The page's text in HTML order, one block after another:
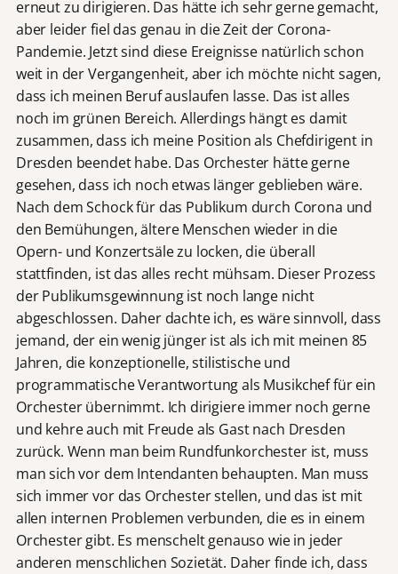
erneut zu dirigieren. Das hätte ich sehr gerne gemacht,
aber leider fiel das genau in die Zeit der Corona-
Pandemie. Jetzt sind diese Ereignisse natürlich schon
weit in der Vergangenheit, aber ich möchte nicht sagen,
dass ich meinen Beruf auslaufen lasse. Das ist alles
noch im grünen Bereich. Allerdings hängt es damit
zusammen, dass ich meine Position als Chefdirigent in
Dresden beendet habe. Das Orchester hätte gerne
gesehen, dass ich noch etwas länger geblieben wäre.
Nach dem Schock für das Publikum durch Corona und
den Bemühungen, ältere Menschen wieder in die
Opern- und Konzertsäle zu locken, die überall
stattfinden, ist das alles recht mühsam. Dieser Prozess
der Publikumsgewinnung ist noch lange nicht
abgeschlossen. Daher dachte ich, es wäre sinnvoll, dass
jemand, der ein wenig jünger ist als ich mit meinen 85
Jahren, die konzeptionelle, stilistische und
programmatische Verantwortung als Musikchef für ein
Orchester übernimmt. Ich dirigiere immer noch gerne
und kehre auch mit Freude als Gast nach Dresden
zurück. Wenn man beim Rundfunkorchester ist, muss
man sich vor dem Intendanten behaupten. Man muss
sich immer vor das Orchester stellen, und das ist mit
allen internen Problemen verbunden, die es in einem
Orchester gibt. Es menschelt genauso wie in jeder
anderen menschlichen Sozietät. Daher finde ich, dass